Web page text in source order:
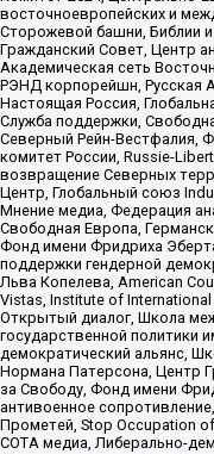
восточноевропейских и
Сторожевой башни, Библии
Гражданский Совет, Центр
Академическая сеть
РЭНД корпорейшн, Русская
Настоящая Россия,
Служба поддержки,
Северный Рейн-Вестфалия,
комитет России, Russie-
возвращение Северных
Центр, Глобальный союз
Мнение медиа, Федерация
Свободная Европа,
Фонд имени Фридриха
поддержки гендерной
Льва Копелева, American
Vistas, Institute of
Открытый диалог, Школа
государственной политики
демократический альянс,
Нормана Патерсона, Центр
за Свободу, Фонд имени
антивоенное
Прометей, Stop Occupation
СОТА медиа, Либерально-